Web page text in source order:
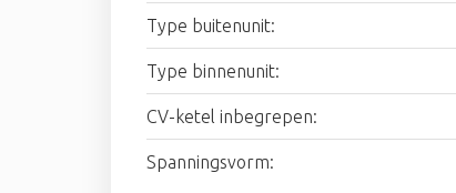
Type buitenunit:
Type binnenunit:
CV-ketel inbegrepen:
Spanningsvorm: